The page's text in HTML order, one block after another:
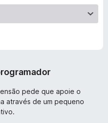
pede que apoie o
através de um pequeno